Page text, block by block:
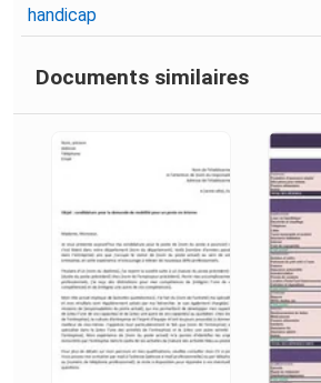
handicap
Documents similaires